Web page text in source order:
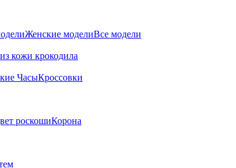
Женские моделиВсе модели
кожи крокодила
ЧасыКроссовки
роскошиКорона